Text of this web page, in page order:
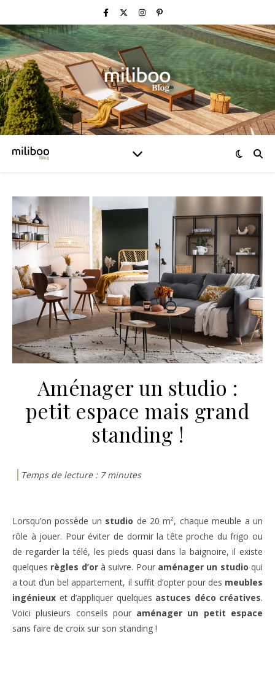
Aménager un studio :
petit espace mais grand
standing !
Lorsqu’on possède un studio de 20 m², chaque meuble a un
rôle à jouer. Pour éviter de dormir la tête proche du frigo ou
de regarder la télé, les pieds quasi dans la baignoire, il existe
quelques règles d’orà suivre. Pouraménager un studio qui
a tout d’un bel appartement, il suffit d’opter pour des meubles
ingénieux et d’appliquer quelques astuces déco créatives.
Voici plusieurs conseils pour aménager un petit espace
sans faire de croix sur son standing !